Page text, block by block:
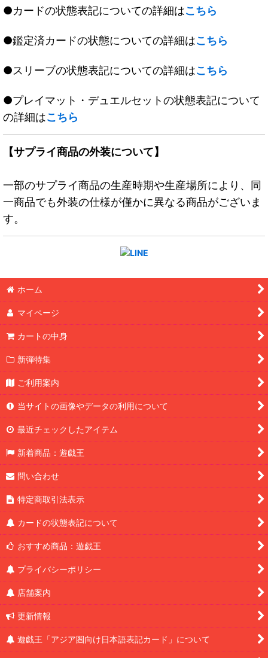
●カードの状態表記についての詳細はこちら
●鑑定済カードの状態についての詳細はこちら
●スリーブの状態表記についての詳細はこちら
●プレイマット・デュエルセットの状態表記について
の詳細はこちら
【サプライ商品の外装について】
一部のサプライ商品の生産時期や生産場所により、同
一商品でも外装の仕様が僅かに異なる商品がございま
す。
ホーム
マイページ
カートの中身
新弾特集
ご利用案内
当サイトの画像やデータの利用について
最近チェックしたアイテム
新着商品：遊戯王
問い合わせ
特定商取引法表示
カードの状態表記について
おすすめ商品：遊戯王
プライバシーポリシー
店舗案内
更新情報
遊戯王「アジア圏向け日本語表記カード」について